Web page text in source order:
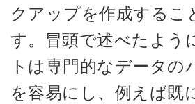
クアップを作成するこ
す。冒頭で述べたよう
トは専門的なデータの
を容易にし、例えば既